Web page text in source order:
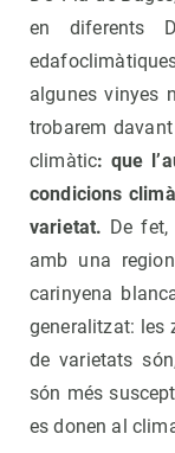
en diferents
algunes vinyes
trobarem
climàtic: que
condicions
varietat. De
amb una
carinyena
generalitzat: les
de varietats
són més
es donen al